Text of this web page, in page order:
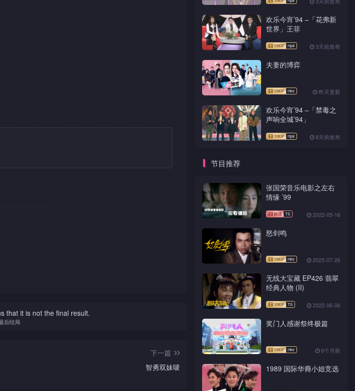
that it is not the final result.
后结局
下一篇
智勇双妹唛
欢乐今宵’94 –「花弗新
世界」王菲
3天前发布
夫妻的博弈
昨天更新
欢乐今宵’94 –「禁毒之
声响全城’94」
8天前发布
节目推荐
张国荣音乐电影之左右
情缘 ’99
2022-05-16
怒剑鸣
2025-07-26
无线大宝藏 EP426 翡翠
经典人物 (II)
2022-06-06
奖门人感谢祭终极篇
6个月前
1989 国际华裔小姐竞选